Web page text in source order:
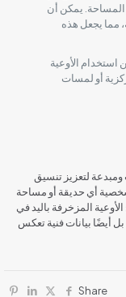
المساحة. يمكن أن
مما يجعل هذه
استخدام الأوعية
أو لمسات
ومبدعة لتعزيز تنسيق
أي حديقة أو مساحة
المزخرفة باليد في
أيضًا بيانات فنية تعكس
Share